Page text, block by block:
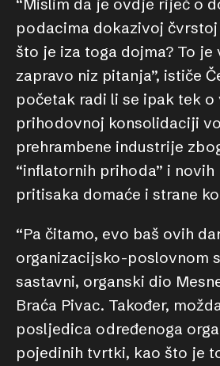
“Mislim da je ovdje riječ o
podacima dokazivoj
što je iza toga dojma? To je
zapravo niz pitanja”, ističe
početak radi li se ipak tek o
prihodovnoj konsolidaciji
prehrambene industrije
“inflatornih prihoda” i
pritisaka domaće i strane
“Pa čitamo, evo baš ovih
organizacijsko-poslovnom
sastavni, organski dio
Braća Pivac. Također,
posljedica određenoga
pojedinih tvrtki, kao što je